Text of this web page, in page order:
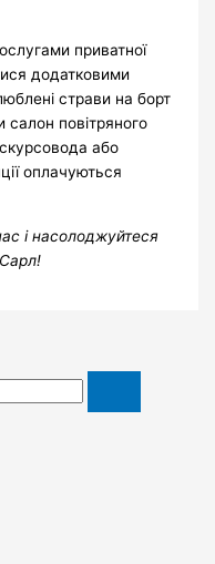
приватної
додатковими
страви на борт
повітряного
або
оплачуються
і насолоджуйтеся